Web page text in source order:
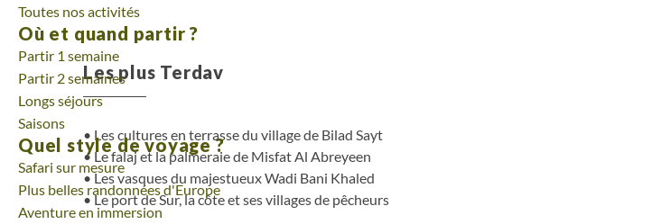
Toutes nos activités
Où et quand partir ?
Partir 1 semaine
Partir 2 semaines
Longs séjours
Saisons
Quel style de voyage ?
Safari sur mesure
Plus belles randonnées d'Europe
Aventure en immersion
jolies randonnées en terre omanaise.
Les plus Terdav
Les cultures en terrasse du village de Bilad Sayt
Le falaj et la palmeraie de Misfat Al Abreyeen
Les vasques du majestueux Wadi Bani Khaled
Le port de Sur, la côte et ses villages de pêcheurs